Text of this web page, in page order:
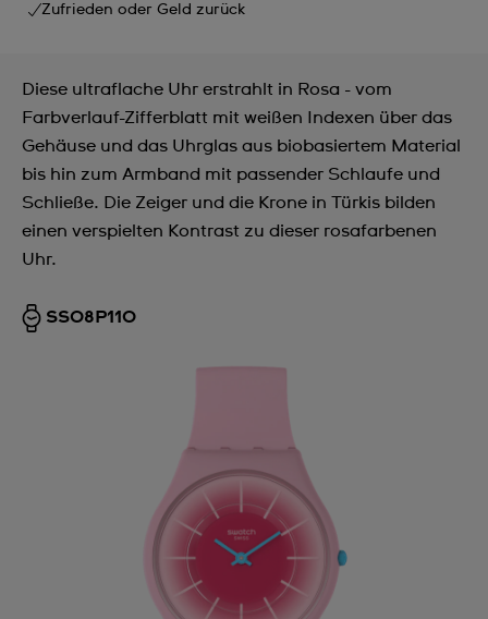
Zufrieden oder Geld zurück
Diese ultraflache Uhr erstrahlt in Rosa - vom
Farbverlauf-Zifferblatt mit weißen Indexen über das
Gehäuse und das Uhrglas aus biobasiertem Material
bis hin zum Armband mit passender Schlaufe und
Schließe. Die Zeiger und die Krone in Türkis bilden
einen verspielten Kontrast zu dieser rosafarbenen
Uhr.
SS08P110